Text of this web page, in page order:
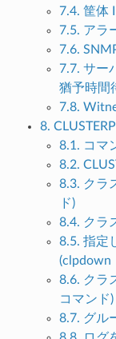
7.4. 筐体
7.5. アラ
7.6.
7.7. サー
猶予時間
7.8.
8.
8.1. コマ
8.2.
8.3. クラ
ド)
8.4. クラ
8.5. 指定
(clpdown
8.6. クラ
コマンド)
8.7. グル